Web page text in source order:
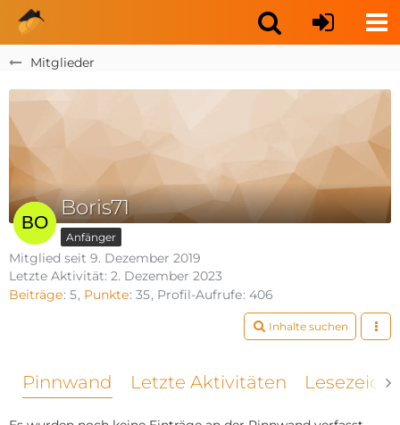
Mitglieder
Boris71
Anfänger
Mitglied seit 9. Dezember 2019
Letzte Aktivität: 2. Dezember 2023
Beiträge 5 Punkte 35 Profil-Aufrufe 406
Inhalte suchen
Pinnwand Letzte Aktivitäten